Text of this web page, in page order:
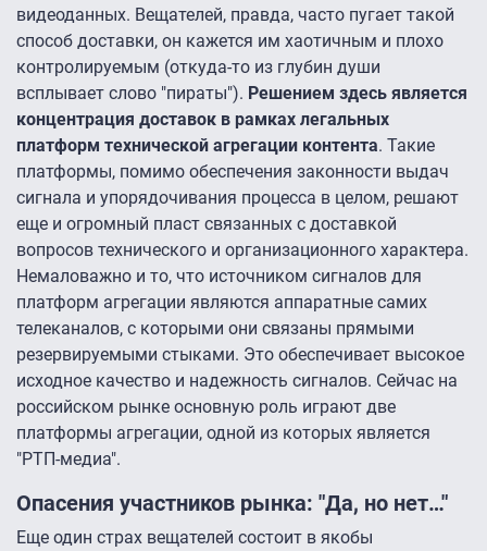
видеоданных. Вещателей, правда, часто пугает такой
способ доставки, он кажется им хаотичным и плохо
контролируемым (откуда-то из глубин души
всплывает слово "пираты"). Решением здесь является
концентрация доставок в рамках легальных
платформ технической агрегации контента. Такие
платформы, помимо обеспечения законности выдач
сигнала и упорядочивания процесса в целом, решают
еще и огромный пласт связанных с доставкой
вопросов технического и организационного характера.
Немаловажно и то, что источником сигналов для
платформ агрегации являются аппаратные самих
телеканалов, с которыми они связаны прямыми
резервируемыми стыками. Это обеспечивает высокое
исходное качество и надежность сигналов. Сейчас на
российском рынке основную роль играют две
платформы агрегации, одной из которых является
"РТП-медиа".
Опасения участников рынка: "Да, но нет…"
Еще один страх вещателей состоит в якобы